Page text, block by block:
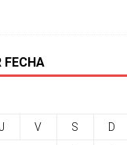
FECHA
J V S D